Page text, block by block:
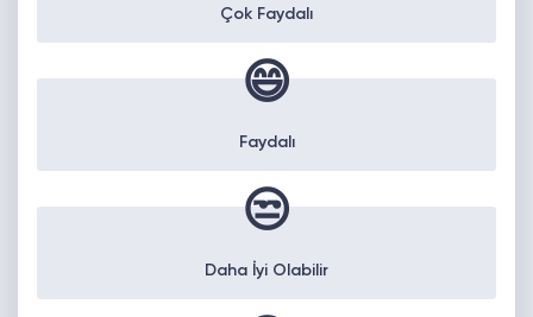
Çok Faydalı
😄
Faydalı
😒
Daha İyi Olabilir